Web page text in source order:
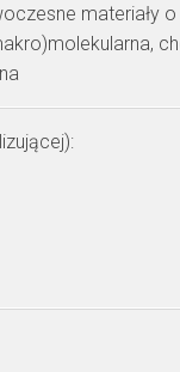
materiały o